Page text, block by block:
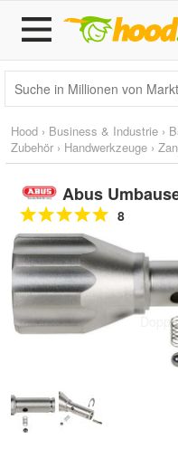
Hood › Business & Industrie ›
Zubehör › Handwerkzeuge ›
Abus
8